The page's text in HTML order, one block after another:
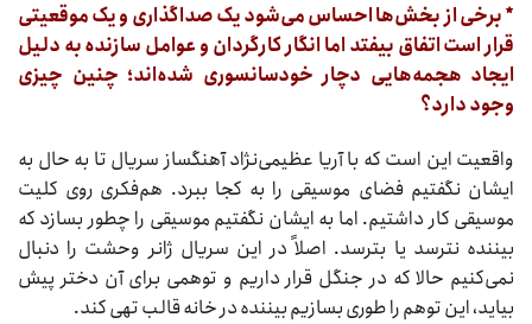
* برخی از بخش‌ها احساس می‌شود یک صداگذاری و یک موقعیتی
قرار است اتفاق بیفتد اما انگار کارگردان و عوامل سازنده به دلیل
ایجاد هجمه‌هایی دچار خودسانسوری شده‌اند؛ چنین چیزی
وجود دارد؟
واقعیت این است که با آریا عظیمی‌نژاد آهنگساز سریال تا به حال به
ایشان نگفتیم فضای موسیقی را به کجا ببرد. هم‌فکری روی کلیت
موسیقی کار داشتیم. اما به ایشان نگفتیم موسیقی را چطور بسازد که
بیننده نترسد یا بترسد. اصلاً در این سریال ژانر وحشت را دنبال
نمی‌کنیم حالا که در جنگل قرار داریم و توهمی برای آن دختر پیش
بیاید، این توهم را طوری بسازیم بیننده در خانه قالب تهی کند.